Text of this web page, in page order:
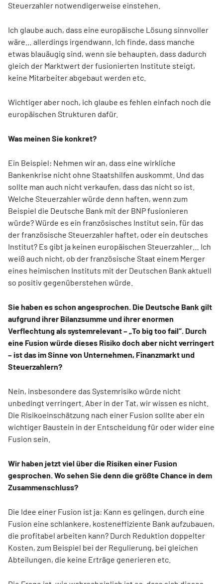
Steuerzahler notwendigerweise einstehen.
Ich glaube auch, dass eine europäische Lösung sinnvoller
wäre… allerdings irgendwann. Ich finde, dass manche
etwas blauäugig sind, wenn sie behaupten, dass dadurch
gleich der Marktwert der fusionierten Institute steigt,
keine Mitarbeiter abgebaut werden etc.
Wichtiger aber noch, ich glaube es fehlen einfach noch die
europäischen Strukturen dafür.
Was meinen Sie konkret?
Ein Beispiel: Nehmen wir an, dass eine wirkliche
Bankenkrise nicht ohne Staatshilfen auskommt. Und das
sollte man auch nicht verkaufen, dass das nicht so ist.
Welche Steuerzahler würde denn haften, wenn zum
Beispiel die Deutsche Bank mit der BNP fusionieren
würde? Würde es ein französisches Institut sein, für das
der französische Steuerzahler haftet, oder ein deutsches
Institut? Es gibt ja keinen europäischen Steuerzahler… Ich
weiß auch nicht, ob der französische Staat einem Merger
eines heimischen Instituts mit der Deutschen Bank aktuell
so positiv gegenüberstehen würde.
Sie haben es schon angesprochen. Die Deutsche Bank gilt
aufgrund ihrer Bilanzsumme und ihrer enormen
Verflechtung als systemrelevant – „To big too fail“. Durch
eine Fusion würde dieses Risiko doch aber nicht verringert
– ist das im Sinne von Unternehmen, Finanzmarkt und
Steuerzahlern?
Nein, insbesondere das Systemrisiko würde nicht
unbedingt verringert. Aber in der Tat, wir wissen es nicht.
Die Risikoeinschätzung nach einer Fusion sollte aber ein
wichtiger Baustein in der Entscheidung für oder wider eine
Fusion sein.
Wir haben jetzt viel über die Risiken einer Fusion
gesprochen. Wo sehen Sie denn die größte Chance in dem
Zusammenschluss?
Die Idee einer Fusion ist ja: Kann es gelingen, durch eine
Fusion eine schlankere, kosteneffiziente Bank aufzubauen,
die profitabel arbeiten kann? Durch Reduktion doppelter
Kosten, zum Beispiel bei der Regulierung, bei gleichen
Abteilungen, die keine Erträge generieren etc.